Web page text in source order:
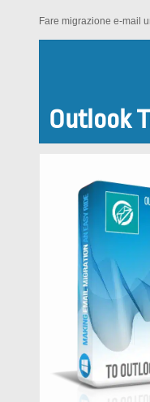
Fare migrazione e-mail
Outlook